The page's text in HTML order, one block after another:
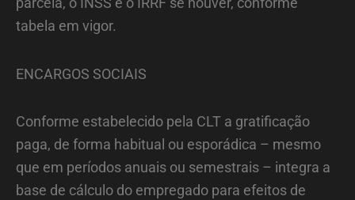
tabela em vigor.
ENCARGOS SOCIAIS
Conforme estabelecido pela CLT a gratificação
paga, de forma habitual ou esporádica – mesmo
que em períodos anuais ou semestrais – integra a
base de cálculo do empregado para efeitos de